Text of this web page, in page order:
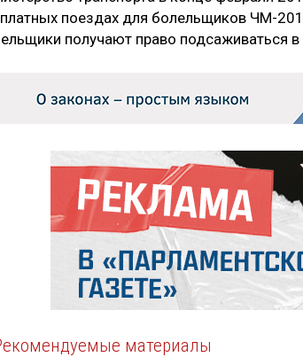
поездах для болельщиков ЧМ-
получают право подсаживаться
материалы